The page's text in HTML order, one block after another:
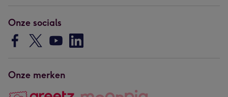
Onze socials
Onze merken